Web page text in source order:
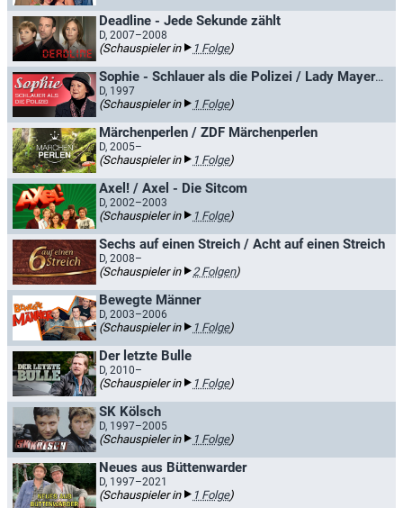
Deadline - Jede Sekunde zählt
D, 2007–2008
(Schauspieler in 1 Folge)
Sophie - Schlauer als die Polizei / Lady Mayerhofer
D, 1997
(Schauspieler in 1 Folge)
Märchenperlen / ZDF Märchenperlen
D, 2005–
(Schauspieler in 1 Folge)
Axel! / Axel - Die Sitcom
D, 2002–2003
(Schauspieler in 1 Folge)
Sechs auf einen Streich / Acht auf einen Streich
D, 2008–
(Schauspieler in 2 Folgen)
Bewegte Männer
D, 2003–2006
(Schauspieler in 1 Folge)
Der letzte Bulle
D, 2010–
(Schauspieler in 1 Folge)
SK Kölsch
D, 1997–2005
(Schauspieler in 1 Folge)
Neues aus Büttenwarder
D, 1997–2021
(Schauspieler in 1 Folge)